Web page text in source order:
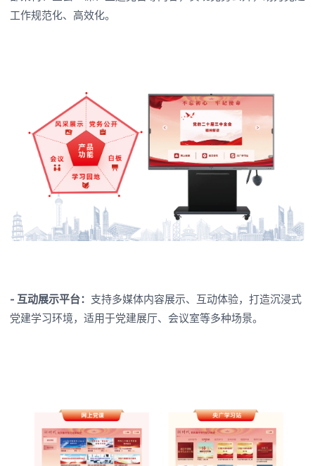
工作规范化、高效化。
- 互动展示平台： 支持多媒体内容展示、互动体验，打造沉浸式
党建学习环境，适用于党建展厅、会议室等多种场景。